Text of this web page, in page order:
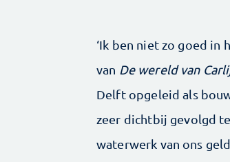
‘Ik ben niet zo goed in
van De wereld van
Delft opgeleid als
zeer dichtbij gevolgd
waterwerk van ons